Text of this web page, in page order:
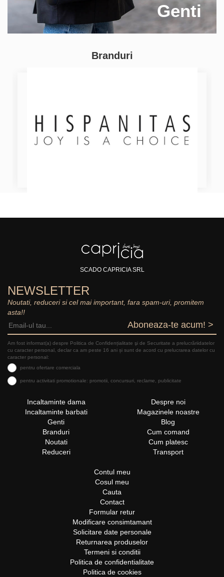
Genti
Branduri
SCADO CAPRICIA SRL
NEWSLETTER
Noutati, reduceri si cel mai important, fara spam-uri, promitem
asta!!
Aboneaza-te acum! >
Am fost informat(a) despre Politica de Confidențialitate şi de Securitate a prelucrăriidatelor
cu caracter personal, declar ca am peste 16 ani și sunt de acord cu prelucrarea datelor cu
caracter personal:
pentru ofertare comerciala
pentru activitati promotionale: promotii, concursuri, reclame, publicitate
Incaltaminte dama
Incaltaminte barbati
Genti
Branduri
Noutati
Reduceri
Despre noi
Magazinele noastre
Blog
Cum comand
Cum platesc
Transport
Contul meu
Cosul meu
Cauta
Contact
Formular retur
Modificare consimtamant
Solicitare date personale
Returnarea produselor
Termeni si conditii
Politica de confidentialitate
Politica de cookies